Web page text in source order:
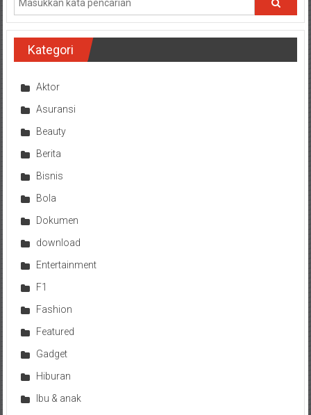
Kategori
Aktor
Asuransi
Beauty
Berita
Bisnis
Bola
Dokumen
download
Entertainment
F1
Fashion
Featured
Gadget
Hiburan
Ibu & anak